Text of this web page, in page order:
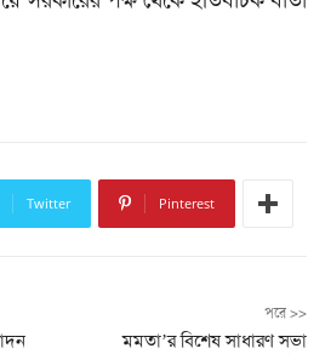
Twitter Pinterest
পরে >>
মমতা’র বিশেষ সাধারণ সভা